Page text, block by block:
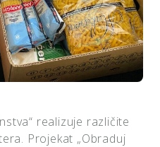
realizuje različite
Projekat „Obraduj